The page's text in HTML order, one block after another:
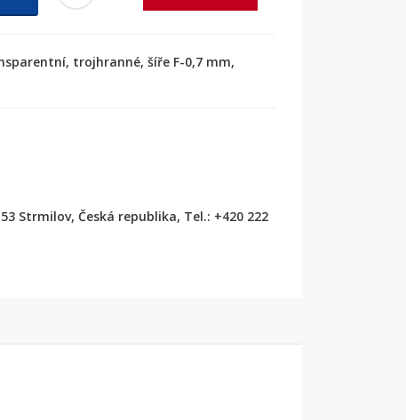
trojhranné, šíře F-0,7 mm,
Strmilov, Česká republika, Tel.: +420 222